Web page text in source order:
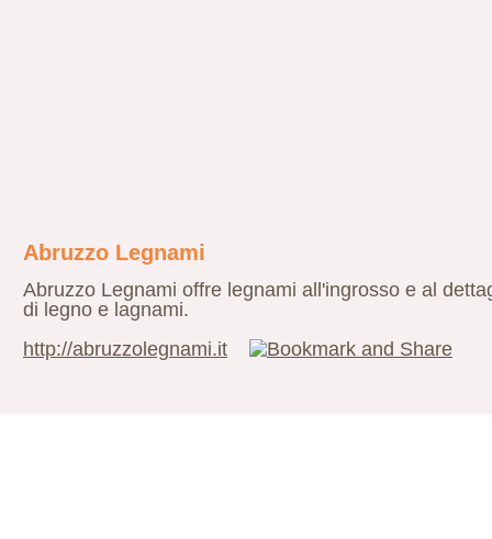
Abruzzo Legnami
Abruzzo Legnami offre legnami all'ingrosso e al
di legno e lagnami.
http://abruzzolegnami.it